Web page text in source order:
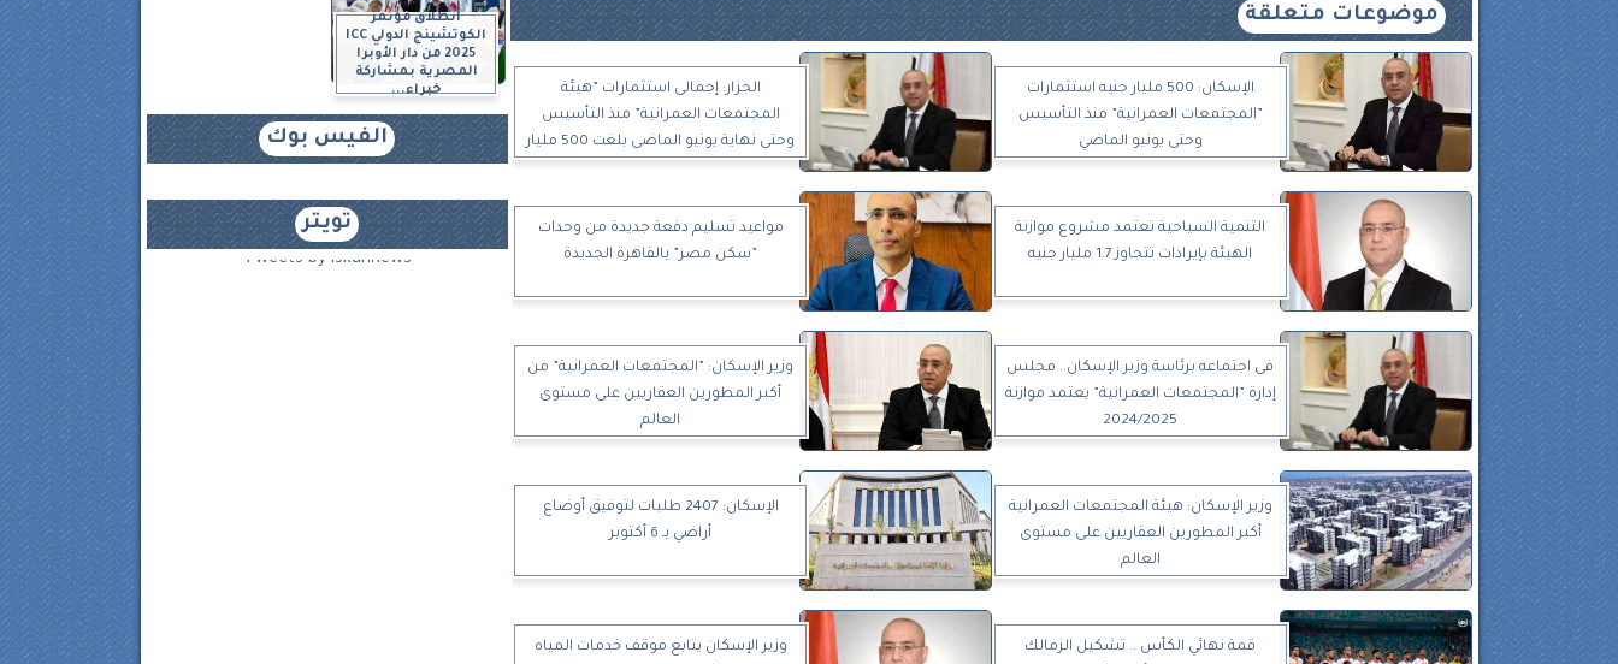
موضوعات متعلقة
الإسكان: 500 مليار جنيه استثمارات
”المجتمعات العمرانية” منذ التأسيس
وحتى يونيو الماضي
الجزار: إجمالى استثمارات ”هيئة
المجتمعات العمرانية” منذ التأسيس
وحتى نهاية يونيو الماضى بلغت 500 مليار
التنمية السياحية تعتمد مشروع موازنة
الهيئة بإيرادات تتجاوز 1.7 مليار جنيه
مواعيد تسليم دفعة جديدة من وحدات
”سكن مصر” بالقاهرة الجديدة
فى اجتماعه برئاسة وزير الإسكان.. مجلس
إدارة ”المجتمعات العمرانية” يعتمد موازنة
2024/2025
وزير الإسكان: ”المجتمعات العمرانية” من
أكبر المطورين العقاريين على مستوى
العالم
وزير الإسكان: هيئة المجتمعات العمرانية
أكبر المطورين العقاريين على مستوى
العالم
الإسكان: 2407 طلبات لتوفيق أوضاع
أراضي بـ 6 أكتوبر
قمة نهائي الكأس .. تشكيل الزمالك
وزير الإسكان يتابع موقف خدمات المياه
انطلاق مؤتمر
الكوتشينج الدولي ICC
2025 من دار الأوبرا
المصرية بمشاركة
خبراء...
الفيس بوك
تويتر
Tweets by iskannews